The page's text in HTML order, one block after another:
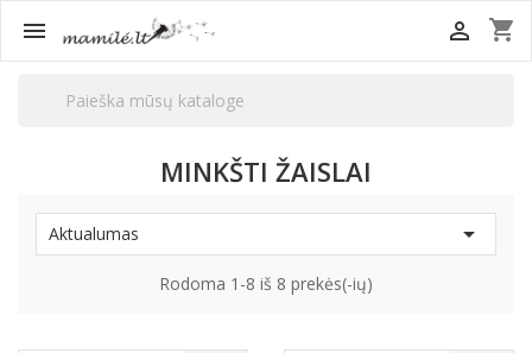
 shopping_cart

MINKŠTI ŽAISLAI
Aktualumas 
Rodoma 1-8 iš 8 prekės(-ių)